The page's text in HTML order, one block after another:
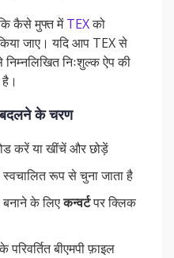
कैसे मुफ्त मेंTEXको
जाए। यदि आप TEX से
निःशुल्क ऐप की
के चरण
करें या खींचें और छोड़ें
रूप से चुना जाता है
के लिएकन्वर्टपर क्लिक
बीएमपी फ़ाइल